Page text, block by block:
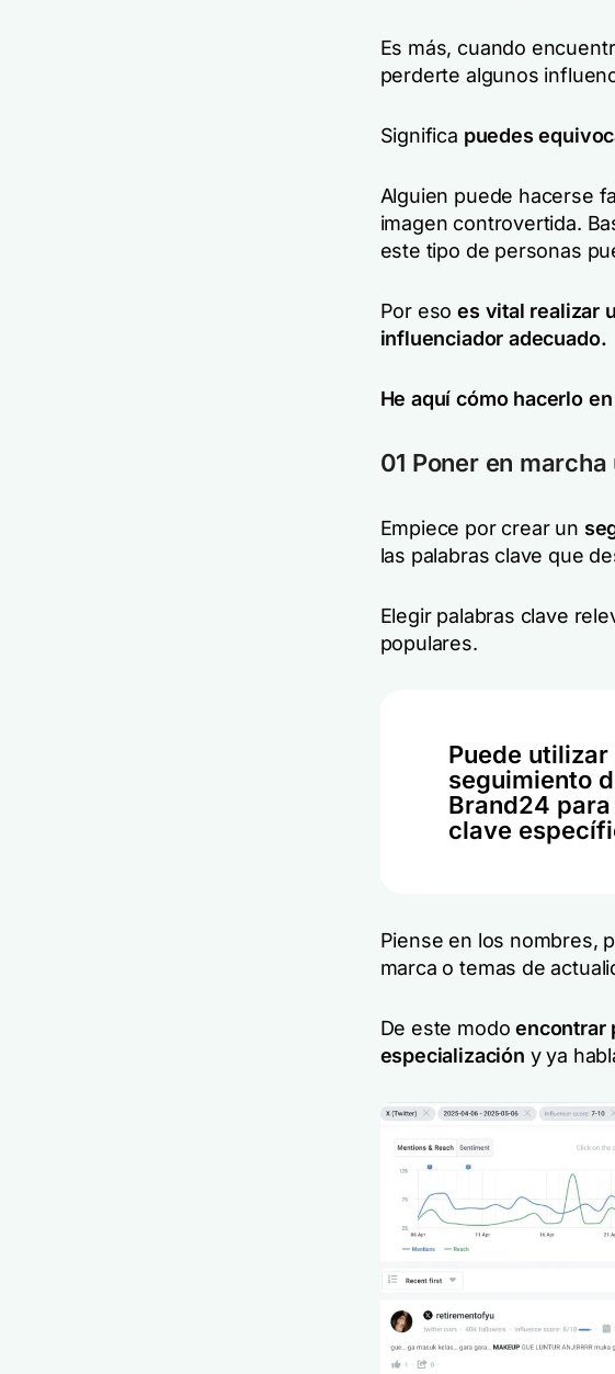
Es más, cuando
perderte algunos
Significa puedes
Alguien puede hacerse
imagen controvertida.
este tipo de personas
Por esoes vital realizar
influenciador adecuado.
He aquí cómo hacerlo
01 Poner en
Empiece por crear un
las palabras clave que
Elegir palabras clave
populares.
Puede
seguimiento
Brand24
clave
Piense en los nombres,
marca o temas de
De este modoencontrar
especialización y ya